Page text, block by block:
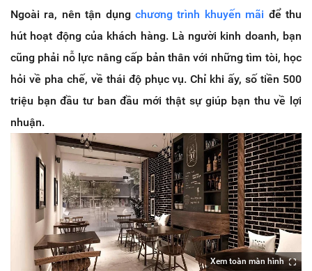
Ngoài ra, nên tận dụng chương trình khuyến mãi để thu
hút hoạt động của khách hàng. Là người kinh doanh, bạn
cũng phải nỗ lực nâng cấp bản thân với những tìm tòi, học
hỏi về pha chế, về thái độ phục vụ. Chỉ khi ấy, số tiền 500
triệu bạn đầu tư ban đầu mới thật sự giúp bạn thu về lợi
nhuận.
Xem toàn màn hình